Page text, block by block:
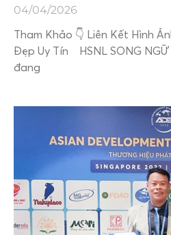
04/04/2026
Tham Khảo 👇 Liên Kết Hình
Đẹp Uy Tín HSNL SONG NGỮ
đang